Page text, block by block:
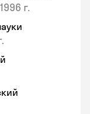
1996 г.